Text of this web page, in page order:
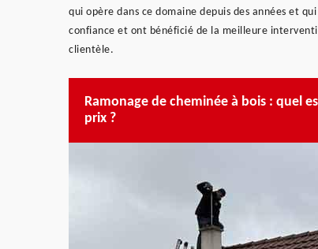
qui opère dans ce domaine depuis des années et
confiance et ont bénéficié de la meilleure
clientèle.
Ramonage de cheminée à bois : quel
prix ?